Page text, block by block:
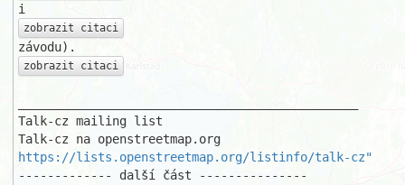
zobrazit citaci
zobrazit citaci
Talk-cz mailing list
https://lists.openstreetmap.org/listinfo/talk-cz"
------------- další část ---------------